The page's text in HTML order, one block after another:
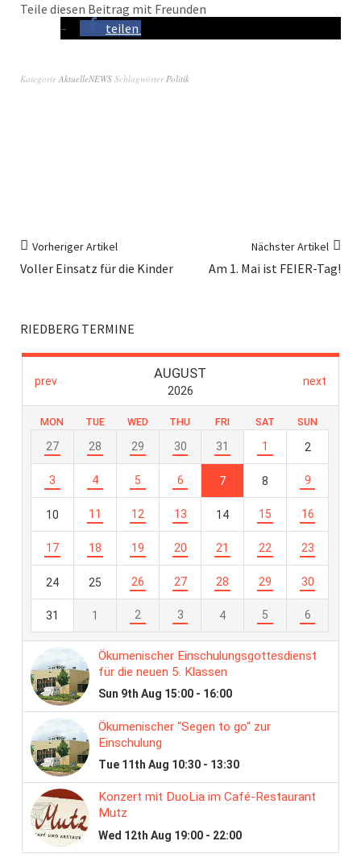
Teile diesen Beitrag mit Freunden
teilen
Kategorie AktuelleNEWS SchlagwörterPolitik
Vorheriger Artikel
Voller Einsatz für die Kinder
Nächster Artikel
Am 1. Mai ist FEIER-Tag!
RIEDBERG TERMINE